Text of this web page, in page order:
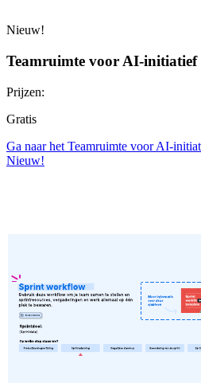
Nieuw!
Teamruimte voor AI-initiatief
Prijzen:
Gratis
Ga naar het Teamruimte voor AI-
Nieuw!